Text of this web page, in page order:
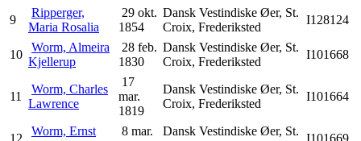
9
Ripperger,
Maria Rosalia
29 okt.
1854
Dansk Vestindiske Øer, St.
Croix, Frederiksted
I128124
10
Worm, Almeira
Kjellerup
28 feb.
1830
Dansk Vestindiske Øer, St.
Croix, Frederiksted
I101668
11
Worm, Charles
Lawrence
17
mar.
1819
Dansk Vestindiske Øer, St.
Croix, Frederiksted
I101664
12
Worm, Ernst
8 mar.
Dansk Vestindiske Øer, St.
I101669